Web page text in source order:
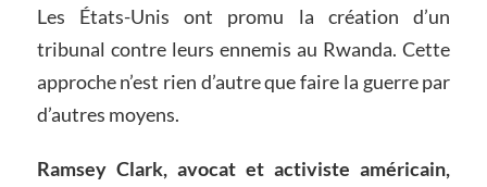
Les États-Unis ont promu la création d’un
tribunal contre leurs ennemis au Rwanda. Cette
approche n’est rien d’autre que faire la guerre par
d’autres moyens.
Ramsey Clark, avocat et activiste américain,